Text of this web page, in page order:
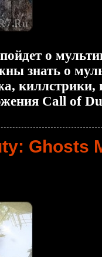
о
знать о
Call of
Ghosts